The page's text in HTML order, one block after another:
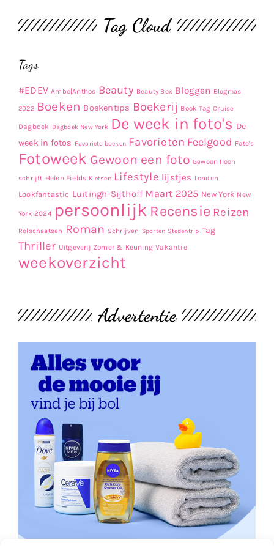
Tag Cloud
Tags
#EDEV Ambo|Anthos Beauty Beauty Box Bloggen Blogmas
2022 Boeken Boekentips Boekerij Book Tag Cruise
Dagboek Dagboek New York De week in foto's De
week in fotos Favoriete boeken Favorieten Feelgood Foto's
Fotoweek Gewoon een foto Gewoon Iloon
schrijft Helen Fields Kletsen Lifestyle lijstjes Londen
Lookfantastic Luitingh-Sijthoff Maart 2025 New York New
York 2024 persoonlijk Recensie Reizen
Rolschaatsen Roman Schrijven Sporten Stedentrip Tag
Thriller Uitgeverij Zomer & Keuning Vakantie
weekoverzicht
Advertentie